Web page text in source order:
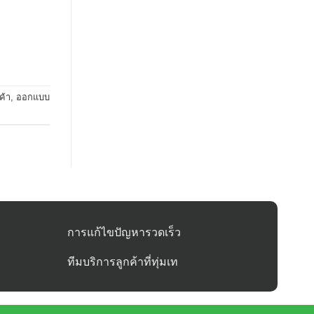
า, ออกแบบ
การแก้ไขปัญหารวดเร็ว
ทีมบริการลูกค้าที่ทุ่มเท